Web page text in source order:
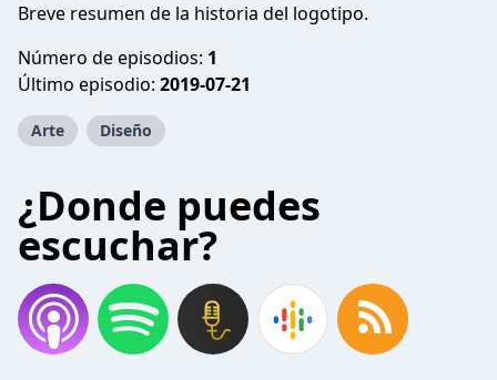
Breve resumen de la historia del logotipo.
Número de episodios: 1
Último episodio: 2019-07-21
Arte Diseño
¿Donde puedes
escuchar?